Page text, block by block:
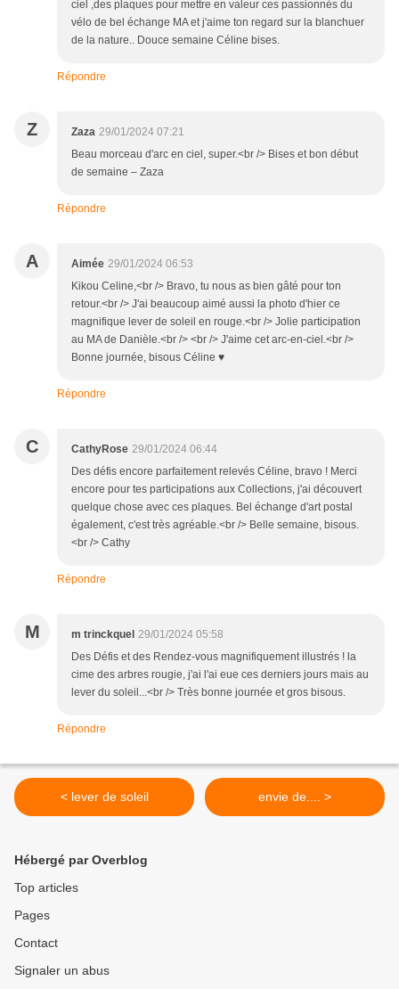
ciel ,des plaques pour mettre en valeur ces passionnés du
vélo de bel échange MA et j'aime ton regard sur la blanchuer
de la nature.. Douce semaine Céline bises.
Répondre
Z Zaza 29/01/2024 07:21
Beau morceau d'arc en ciel, super.<br /> Bises et bon début
de semaine – Zaza
Répondre
A Aimée 29/01/2024 06:53
Kikou Celine,<br /> Bravo, tu nous as bien gâté pour ton
retour.<br /> J'ai beaucoup aimé aussi la photo d'hier ce
magnifique lever de soleil en rouge.<br /> Jolie participation
au MA de Danièle.<br /> <br /> J'aime cet arc-en-ciel.<br />
Bonne journée, bisous Céline ♥
Répondre
C CathyRose 29/01/2024 06:44
Des défis encore parfaitement relevés Céline, bravo ! Merci
encore pour tes participations aux Collections, j'ai découvert
quelque chose avec ces plaques. Bel échange d'art postal
également, c'est très agréable.<br /> Belle semaine, bisous.
<br /> Cathy
Répondre
M m trinckquel 29/01/2024 05:58
Des Défis et des Rendez-vous magnifiquement illustrés ! la
cime des arbres rougie, j'ai l'ai eue ces derniers jours mais au
lever du soleil...<br /> Très bonne journée et gros bisous.
Répondre
< lever de soleil envie de.... >
Hébergé par Overblog
Top articles
Pages
Contact
Signaler un abus